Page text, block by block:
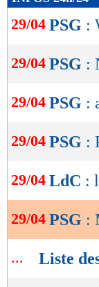
de
lecture
OK
29/04 PSG :
29/04 PSG :
29/04 PSG :
29/04 PSG :
29/04 LdC :
29/04 PSG :
... Liste